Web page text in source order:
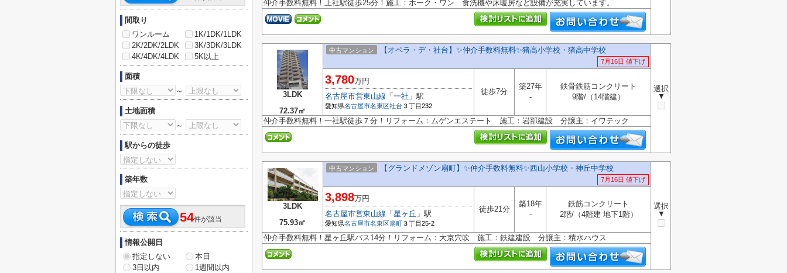
仲介手数料無料！上社駅徒歩25分！施工：ホーク・ワン 食洗機や床暖房など設備が充実しています。
3LDK
72.37㎡
中古マンション 【オペラ・デ・社台】✨️仲介手数料無料✨️猪高小学校・猪高中学校
7月16日 値下げ
選択
▼
3,780万円
名古屋市営東山線 「 一社 」駅
愛知県名古屋市名東区社台 ３丁目232
徒歩7分
築27年
-
鉄骨鉄筋コンクリート
9階/（14階建）
仲介手数料無料！一社駅徒歩７分！リフォーム：ムゲンエステート 施工：岩部建設 分譲主：イワテック
3LDK
75.93㎡
中古マンション 【グランドメゾン扇町】✨️仲介手数料無料✨️西山小学校・神丘中学校
7月16日 値下げ
選択
▼
3,898万円
名古屋市営東山線 「 星ヶ丘 」駅
愛知県名古屋市名東区扇町３丁目25-2
徒歩21分
築18年
-
鉄筋コンクリート
2階/（4階建 地下1階）
仲介手数料無料！星ヶ丘駅バス14分！リフォーム：大京穴吹 施工：鉄建建設 分譲主：積水ハウス
間取り
ワンルーム
1K/1DK/1LDK
2K/2DK/2LDK
3K/3DK/3LDK
4K/4DK/4LDK
5K以上
面積
～
土地面積
～
駅からの徒歩
築年数
54件が該当
情報公開日
指定しない
本日
3日以内
1週間以内